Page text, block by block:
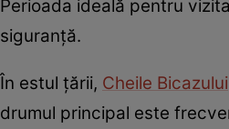
Perioada ideală pentru
siguranță.
În estul țării, Cheile Bicazului
drumul principal este